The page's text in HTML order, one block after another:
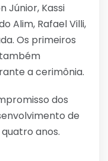
Júnior, Kassi
Alim, Rafael Villi,
Os primeiros
a cerimônia.
dos
de
anos.